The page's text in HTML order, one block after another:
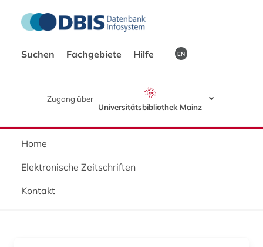
Suchen Fachgebiete Hilfe EN
Zugang über
Universitätsbibliothek Mainz
Home
Elektronische Zeitschriften
Kontakt